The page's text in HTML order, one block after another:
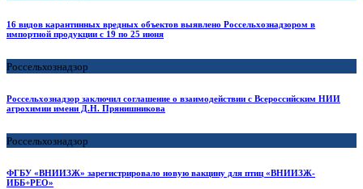
16 видов карантинных вредных объектов выявлено Россельхознадзором в
импортной продукции с 19 по 25 июня
Россельхознадзор
Россельхознадзор заключил соглашение о взаимодействии с Всероссийским НИИ
агрохимии имени Д.Н. Прянишникова
Россельхознадзор
ФГБУ «ВНИИЗЖ» зарегистрировало новую вакцину для птиц «ВНИИЗЖ-
ИББ+РЕО»